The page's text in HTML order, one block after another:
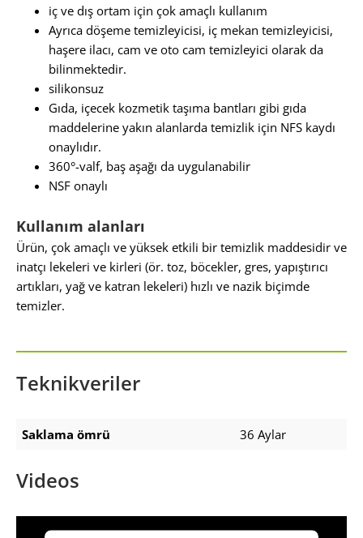
iç ve dış ortam için çok amaçlı kullanım
Ayrıca döşeme temizleyicisi, iç mekan temizleyicisi,
haşere ilacı, cam ve oto cam temizleyici olarak da
bilinmektedir.
silikonsuz
Gıda, içecek kozmetik taşıma bantları gibi gıda
maddelerine yakın alanlarda temizlik için NFS kaydı
onaylıdır.
360°-valf, baş aşağı da uygulanabilir
NSF onaylı
Kullanım alanları
Ürün, çok amaçlı ve yüksek etkili bir temizlik maddesidir ve
inatçı lekeleri ve kirleri (ör. toz, böcekler, gres, yapıştırıcı
artıkları, yağ ve katran lekeleri) hızlı ve nazik biçimde
temizler.
Teknikveriler
Saklama ömrü 36 Aylar
Videos